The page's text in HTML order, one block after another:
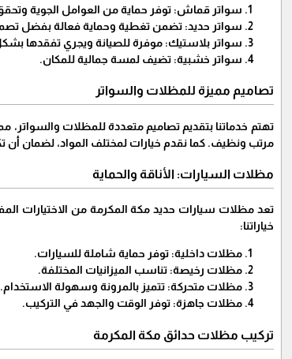
سواتر قماش: توفر حماية من العوامل الجوية
سواتر حديد: تضمن تغطية وحماية فعالة بفضل
سواتر بلاستيك: موفرة للصيانة ويجري تفقدها
سواتر خشبية: تضيف لمسة جمالية للمكان.
تصاميم مميزة للمظلات والسواتر
تهتم خدماتنا بتقديم تصاميم متعددة للمظلات
مرتب ونظيف. كما نقدم خيارات لمختلف المواد، لضمان
مظلات السيارات: الأناقة والحماية
تعد مظلات سيارات حديد مكة المكرمة من الاختيارات
خياراتنا:
مظلات داخلية: توفر حماية شاملة للسيارات.
مظلات رخيصة: تناسب الميزانيات المختلفة.
مظلات متحركة: تتميز بالمرونة وسهولة الاستخدام.
مظلات جاهزة: توفر الوقت والجهد في التركيب.
تركيب مظلات حدائق مكة المكرمة